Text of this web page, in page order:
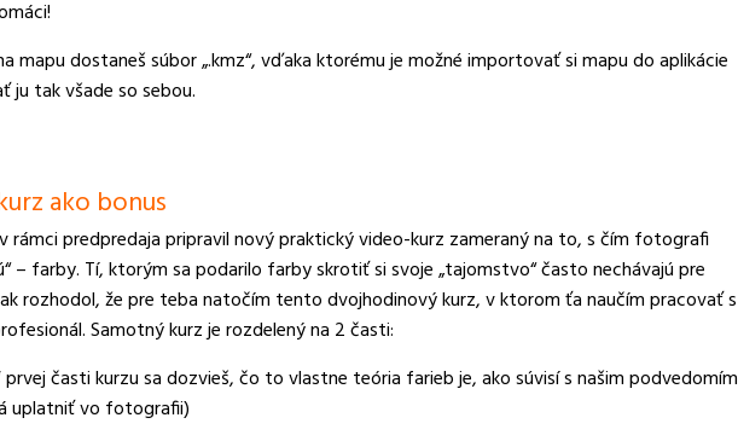
mapu dostaneš súbor „.kmz“, vďaka ktorému je možné importovať si mapu do aplikácie
ju tak všade so sebou.
ako bonus
rámci predpredaja pripravil nový praktický video-kurz zameraný na to, s čím fotografi
– farby. Tí, ktorým sa podarilo farby skrotiť si svoje „tajomstvo“ často nechávajú pre
rozhodol, že pre teba natočím tento dvojhodinový kurz, v ktorom ťa naučím pracovať s
Samotný kurz je rozdelený na 2 časti:
časti kurzu sa dozvieš, čo to vlastne teória farieb je, ako súvisí s našim podvedomím
uplatniť vo fotografii)